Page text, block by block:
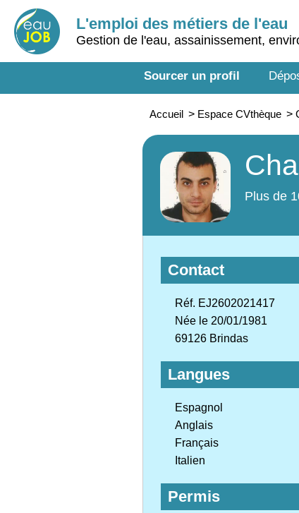
L'emploi des métiers de l'eau
Gestion de l'eau, assainissement,
Sourcer un profil
Accueil > Espace CVthèque >
Plus de
Contact
Réf. EJ2602021417
Née le 20/01/1981
69126 Brindas
Langues
Espagnol
Anglais
Français
Italien
Permis